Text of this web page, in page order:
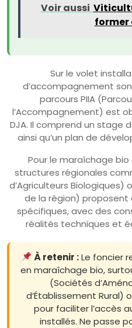
Voir aussi
former
Sur le volet
d’accompagnement
parcours PIIA
l’Accompagnement) est
DJA. Il comprend un stage
ainsi qu’un plan de
Pour le maraîchage
structures régionales
d’Agriculteurs
de la région)
spécifiques, avec des
réalités techniques et
À retenir :Le foncier
en maraîchage bio,
(Sociétés
d’Établissement Rural)
pour faciliter l’accès
installés. Ne passe